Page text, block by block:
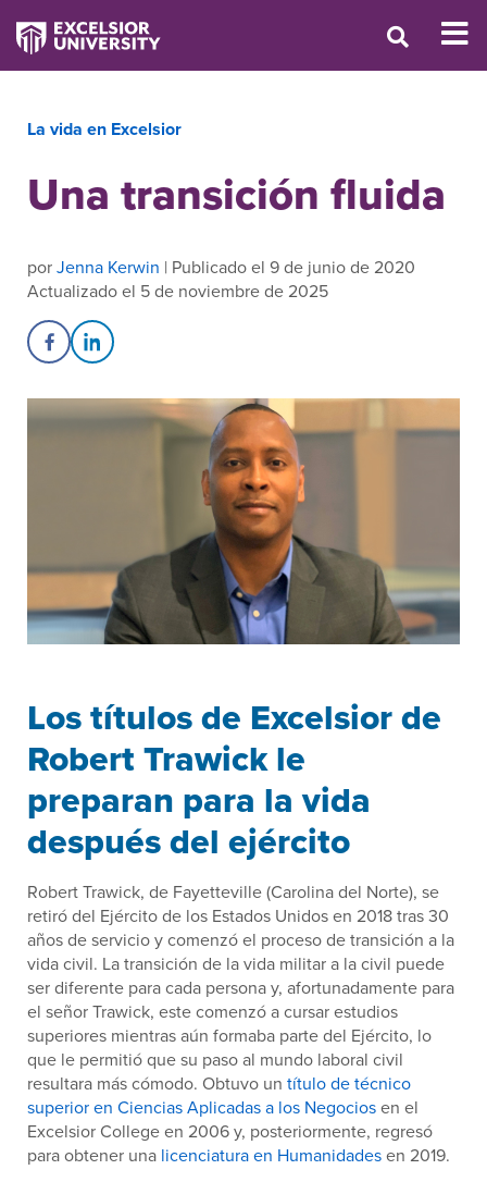
La vida en Excelsior
Una transición fluida
porJenna Kerwin | Publicado el 9 de junio de 2020
Actualizado el 5 de noviembre de 2025
Share on Facebook
Share on LinkedIn
Los títulos de Excelsior de
Robert Trawick le
preparan para la vida
después del ejército
Robert Trawick, de Fayetteville (Carolina del Norte), se
retiró del Ejército de los Estados Unidos en 2018 tras 30
años de servicio y comenzó el proceso de transición a la
vida civil. La transición de la vida militar a la civil puede
ser diferente para cada persona y, afortunadamente para
el señor Trawick, este comenzó a cursar estudios
superiores mientras aún formaba parte del Ejército, lo
que le permitió que su paso al mundo laboral civil
resultara más cómodo. Obtuvo un título de técnico
superior en Ciencias Aplicadas a los Negociosen el
Excelsior College en 2006 y, posteriormente, regresó
para obtener una licenciatura en Humanidadesen 2019.